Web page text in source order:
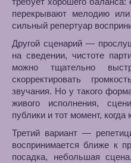
перекрывают мелодию
сильный репертуар
Другой сценарий —
на сведении, чистоте
можно тщательно
скорректировать
звучания. Но у такого
живого исполнения,
публики и тот момент,
Третий вариант —
воспринимается ближе к
посадка, небольшая